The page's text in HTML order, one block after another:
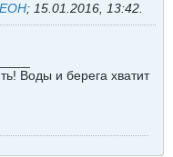
; 15.01.2016, 13:42
Воды и берега хватит